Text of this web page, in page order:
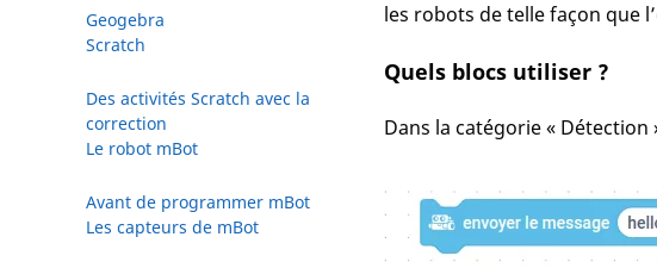
Geogebra
Scratch
Des activités Scratch avec la
correction
Le robot mBot
Avant de programmer mBot
Les capteurs de mBot
les robots de telle façon que
Quels blocs utiliser ?
Dans la catégorie « Détection